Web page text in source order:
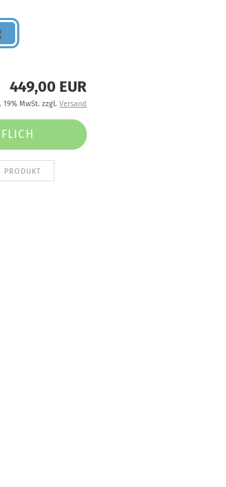
449,00 EUR
19% MwSt. zzgl. Versand
PRODUKT